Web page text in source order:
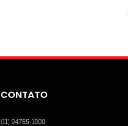
CONTATO
(11) 94785-1000